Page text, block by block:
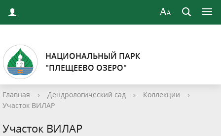
НАЦИОНАЛЬНЫЙ ПАРК
"ПЛЕЩЕЕВО ОЗЕРО"
Главная › Дендрологический сад › Коллекции
›
Участок ВИЛАР
Участок ВИЛАР